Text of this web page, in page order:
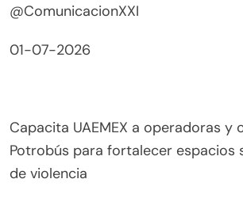
@ComunicacionXXI
01-07-2026
Capacita UAEMEX a operadoras y
Potrobús para fortalecer espacios
de violencia